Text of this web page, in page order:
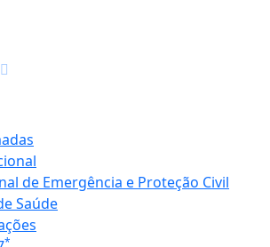
de Emergência e Proteção Civil
Saúde
*